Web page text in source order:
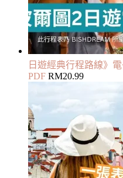
日遊經典行程路線》
PDF RM20.99